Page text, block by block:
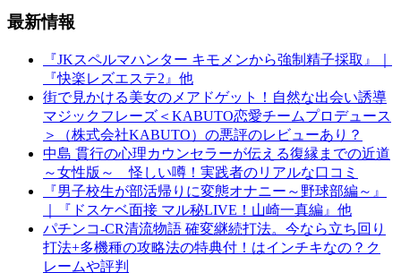
最新情報
『JKスペルマハンター キモメンから強制精子採取』｜
『快楽レズエステ2』他
街で見かける美女のメアドゲット！自然な出会い誘導
マジックフレーズ＜KABUTO恋愛チームプロデュース
＞（株式会社KABUTO）の悪評のレビューあり？
中島 貫行の心理カウンセラーが伝える復縁までの近道
～女性版～ 怪しい噂！実践者のリアルな口コミ
『男子校生が部活帰りに変態オナニー～野球部編～』
｜『ドスケベ面接 マル秘LIVE！山崎一真編』他
パチンコ-CR清流物語 確変継続打法。今なら立ち回り
打法+多機種の攻略法の特典付！はインチキなの？ク
レームや評判